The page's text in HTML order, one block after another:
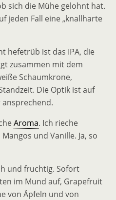
sich die Mühe gelohnt hat.
jeden Fall eine „knallharte
hefetrüb ist das IPA, die
zusammen mit dem
Schaumkrone,
Die Optik ist auf
ansprechend.
Aroma. Ich rieche
und Vanille. Ja, so
und fruchtig. Sofort
im Mund auf, Grapefruit
von Äpfeln und von